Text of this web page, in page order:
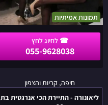
תמונות אמיתיות
055-9628038
חיפה, קריות והצפון
ליאונורה - התיירת הכי אנרגטית בת
ליאונורה
-